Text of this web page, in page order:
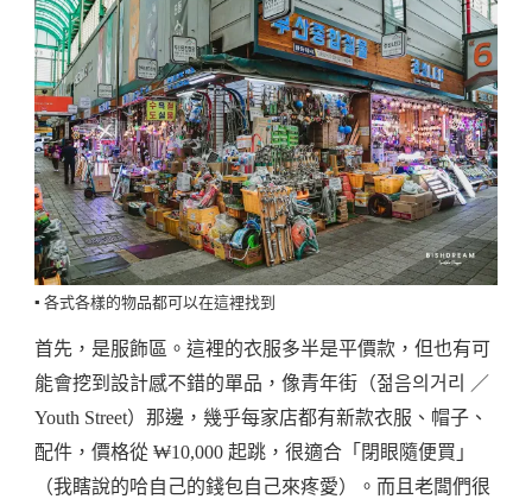
▪️ 各式各樣的物品都可以在這裡找到
首先，是服飾區。這裡的衣服多半是平價款，但也有可
能會挖到設計感不錯的單品，像青年街（젊음의거리 ／
Youth Street）那邊，幾乎每家店都有新款衣服、帽子、
配件，價格從 ₩10,000 起跳，很適合「閉眼隨便買」
（我瞎說的哈自己的錢包自己來疼愛）。而且老闆們很